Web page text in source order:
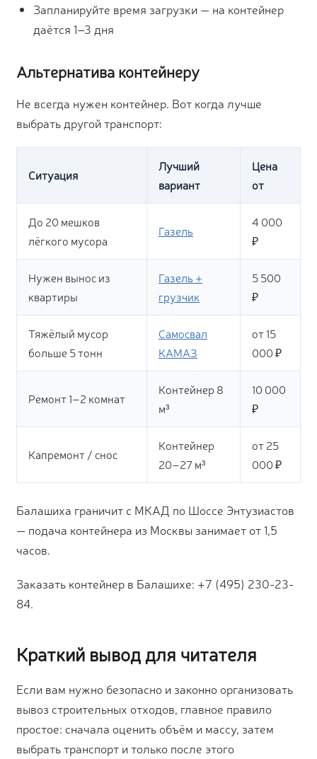
Запланируйте время загрузки — на контейнер
даётся 1–3 дня
Альтернатива контейнеру
Не всегда нужен контейнер. Вот когда лучше
выбрать другой транспорт:
Ситуация
Лучший
вариант
Цена
от
До 20 мешков
лёгкого мусора
Газель
4 000
₽
Нужен вынос из
квартиры
Газель +
грузчик
5 500
₽
Тяжёлый мусор
больше 5 тонн
Самосвал
КАМАЗ
от 15
000 ₽
Ремонт 1–2 комнат
Контейнер 8
м³
10 000
₽
Капремонт / снос
Контейнер
20–27 м³
от 25
000 ₽
Балашиха граничит с МКАД по Шоссе Энтузиастов
— подача контейнера из Москвы занимает от 1,5
часов.
Заказать контейнер в Балашихе: +7 (495) 230-23-
84.
Краткий вывод для читателя
Если вам нужно безопасно и законно организовать
вывоз строительных отходов, главное правило
простое: сначала оценить объём и массу, затем
выбрать транспорт и только после этого